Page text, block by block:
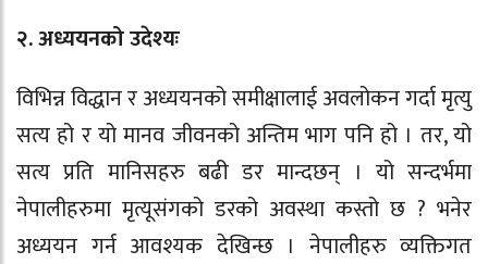
२. अध्ययनको उदेश्यः
विभिन्न विद्धान र अध्ययनको समीक्षालाई अवलोकन गर्दा मृत्यु
सत्य हो र यो मानव जीवनको अन्तिम भाग पनि हो । तर, यो
सत्य प्रति मानिसहरु बढी डर मान्दछन् । यो सन्दर्भमा
नेपालीहरुमा मृत्यूसंगको डरको अवस्था कस्तो छ ? भनेर
अध्ययन गर्न आवश्यक देखिन्छ । नेपालीहरु व्यक्तिगत